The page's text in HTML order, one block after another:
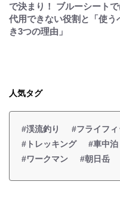
で決まり！ ブルーシートで
代用できない役割と「使う
き3つの理由」
人気タグ
#渓流釣り #フライフ
#トレッキング
#車中泊
#ワークマン
#朝日岳